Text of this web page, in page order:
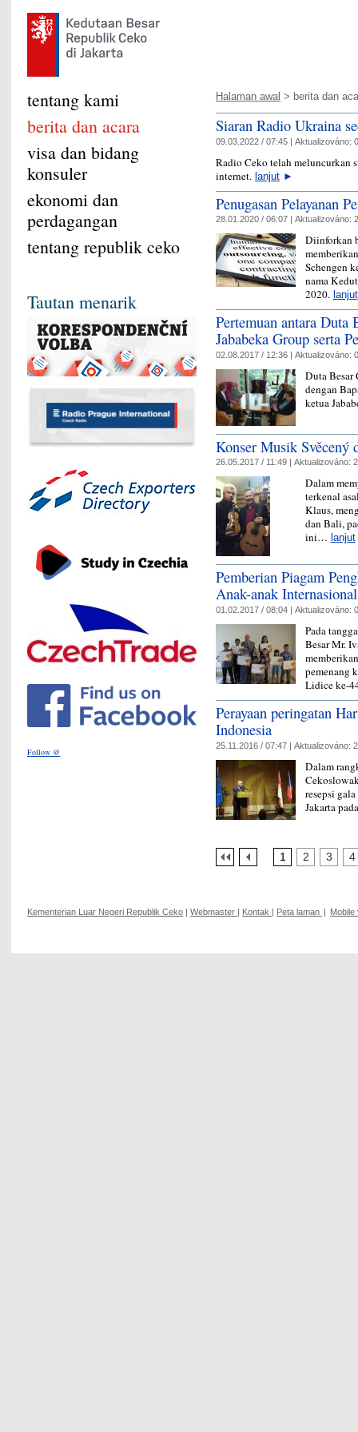
Halaman awal > berita dan
Siaran Radio Ukraina
09.03.2022 / 07:45 | Aktualizováno:
Radio Ceko telah meluncurkan
internet. lanjut ►
Penugasan Pelayanan
28.01.2020 / 06:07 | Aktualizováno:
Diinforkan
Schengen
nama
2020. lanjut
Pertemuan antara Duta
Jababeka Group serta
02.08.2017 / 12:36 | Aktualizováno:
Duta Besar
dengan
ketua
Konser Musik Svěcený
26.05.2017 / 11:49 | Aktualizováno:
Dalam
terkenal
Klaus,
dan Bali,
ini… lanjut
Pemberian Piagam
Anak-anak
01.02.2017 / 08:04 | Aktualizováno:
Pada
Besar Mr.
pemenang
Lidice ke-
Perayaan peringatan
Indonesia
25.11.2016 / 07:47 | Aktualizováno:
Dalam
resepsi
Jakarta
1 2 3 4
tentang kami
berita dan acara
visa dan bidang
konsuler
ekonomi dan
perdagangan
tentang republik ceko
Tautan menarik
Follow @
Kementerian Luar Negeri Republik Ceko | Webmaster | Kontak | Peta laman | Mobile